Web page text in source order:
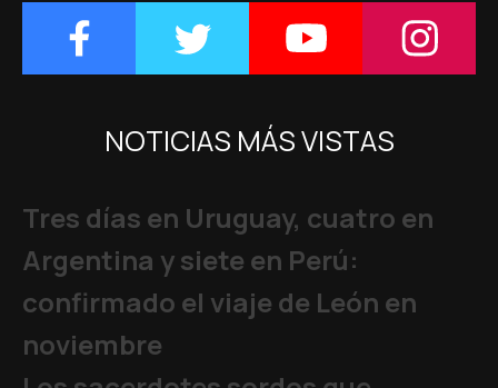
NOTICIAS MÁS VISTAS
Tres días en Uruguay, cuatro en
Argentina y siete en Perú:
confirmado el viaje de León en
noviembre